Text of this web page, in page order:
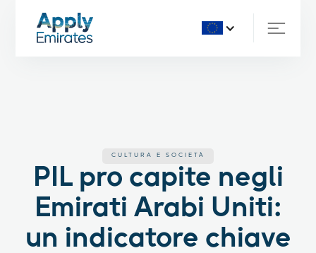
CULTURA E SOCIETÀ
PIL pro capite negli
Emirati Arabi Uniti:
un indicatore chiave